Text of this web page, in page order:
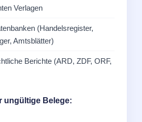
Verlagen
(Handelsregister,
Amtsblätter)
Berichte (ARD, ZDF, ORF,
ungültige Belege: